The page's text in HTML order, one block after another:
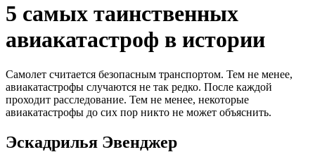
5 самых таинственных
авиакатастроф в истории
Самолет считается безопасным транспортом. Тем не менее,
авиакатастрофы случаются не так редко. После каждой
проходит расследование. Тем не менее, некоторые
авиакатастрофы до сих пор никто не может объяснить.
Эскадрилья Эвенджер